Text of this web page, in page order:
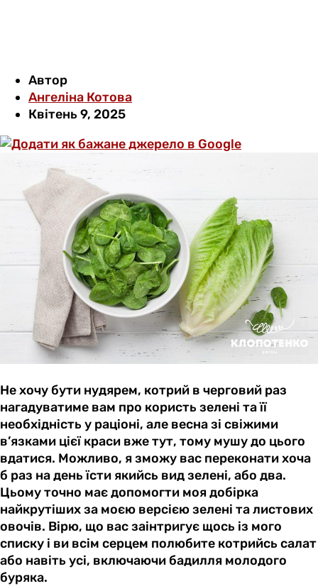
Автор
Ангеліна Котова
Квітень 9, 2025
Не хочу бути нудярем, котрий в черговий раз
нагадуватиме вам про користь зелені та її
необхідність у раціоні, але весна зі свіжими
в’язками цієї краси вже тут, тому мушу до цього
вдатися. Можливо, я зможу вас переконати хоча
б раз на день їсти якийсь вид зелені, або два.
Цьому точно має допомогти моя добірка
найкрутіших за моєю версією зелені та листових
овочів. Вірю, що вас заінтригує щось із мого
списку і ви всім серцем полюбите котрийсь салат
або навіть усі, включаючи бадилля молодого
буряка.